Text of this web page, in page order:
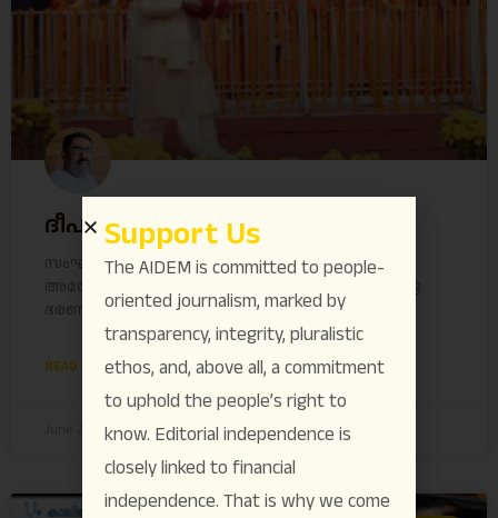
ദീപസ്തംഭം മഹാശ്ചര്യം!
സംഘപരിവാരത്തിന് അധികാരത്തിലെത്താൻ
അയോദ്ധ്യയും രാമനും ഒക്കെ അനിവാര്യമായിരുന്നു.
ഭരണം ലഭിച്ചു കഴിഞ്ഞ ശേഷം
READ MORE »
June 23, 2026 No Comments
Support Us
The AIDEM is committed to people-
oriented journalism, marked by
transparency, integrity, pluralistic
ethos, and, above all, a commitment
to uphold the people’s right to
know. Editorial independence is
closely linked to financial
independence. That is why we come